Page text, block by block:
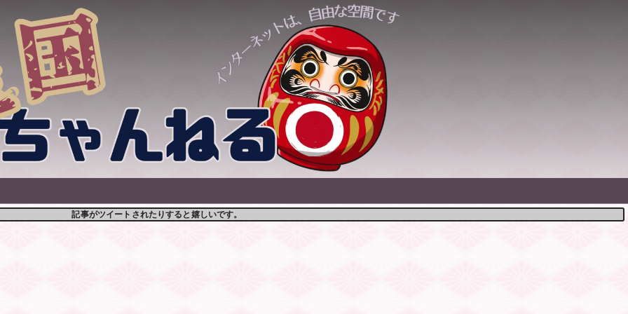
記事がツイートされたりすると嬉しいです。